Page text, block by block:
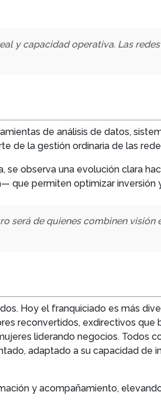
y capacidad operativa. Las
de análisis de datos,
de la gestión ordinaria de las
se observa una evolución clara
que permiten optimizar inversión
será de quienes combinen
Hoy el franquiciado es más
reconvertidos, exdirectivos que
liderando negocios. Todos
adaptado a su capacidad de
y acompañamiento,